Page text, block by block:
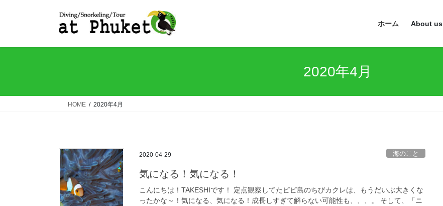
ホーム About us
2020年4月
HOME 2020年4月
2020-04-29 海のこと
気になる！気になる！
こんにちは！TAKESHIです！ 定点観察してたピピ島のちびカクレは、もうだいぶ大きくな
ったかな～！気になる、気になる！成長しすぎて解らない可能性も、、、。 そして、「ニ